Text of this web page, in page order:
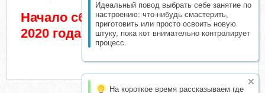
Идеальный повод выбрать себе занятие по
настроению: что-нибудь смастерить,
приготовить или просто освоить новую
штуку, пока кот внимательно контролирует
процесс.
На короткое время рассказываем где
Начало сбора взносов 18 Октябрь
2020 года